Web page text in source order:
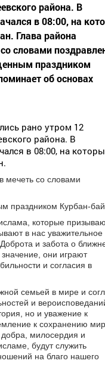
района. В
в 08:00, на
Глава района
словами
праздником
об основах
рано утром 12
района. В
в 08:00, на
мечеть со словами
праздником Курбан-
которые
в нас уважительное
и забота о
они играют
и согласия в
семьей в мире и
и
но и уважение к
к сохранению
милосердия и
будут служить
на благо нашего